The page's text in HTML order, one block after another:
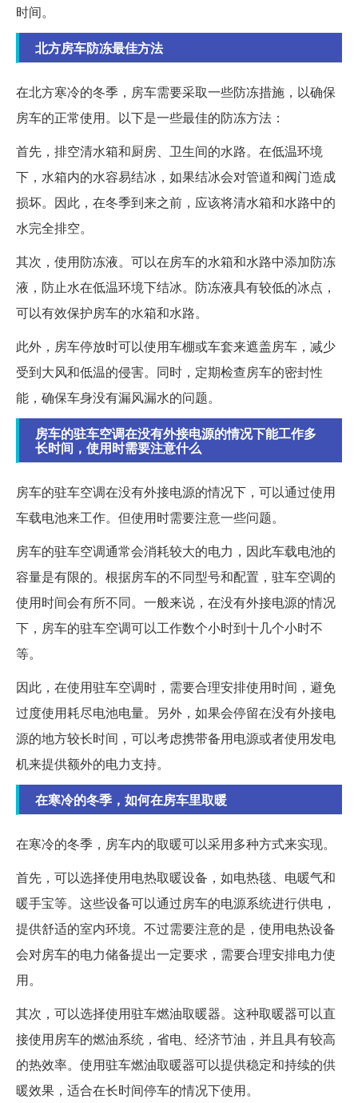
时间。
北方房车防冻最佳方法
在北方寒冷的冬季，房车需要采取一些防冻措施，以确保
房车的正常使用。以下是一些最佳的防冻方法：
首先，排空清水箱和厨房、卫生间的水路。在低温环境
下，水箱内的水容易结冰，如果结冰会对管道和阀门造成
损坏。因此，在冬季到来之前，应该将清水箱和水路中的
水完全排空。
其次，使用防冻液。可以在房车的水箱和水路中添加防冻
液，防止水在低温环境下结冰。防冻液具有较低的冰点，
可以有效保护房车的水箱和水路。
此外，房车停放时可以使用车棚或车套来遮盖房车，减少
受到大风和低温的侵害。同时，定期检查房车的密封性
能，确保车身没有漏风漏水的问题。
房车的驻车空调在没有外接电源的情况下能工作多
长时间，使用时需要注意什么
房车的驻车空调在没有外接电源的情况下，可以通过使用
车载电池来工作。但使用时需要注意一些问题。
房车的驻车空调通常会消耗较大的电力，因此车载电池的
容量是有限的。根据房车的不同型号和配置，驻车空调的
使用时间会有所不同。一般来说，在没有外接电源的情况
下，房车的驻车空调可以工作数个小时到十几个小时不
等。
因此，在使用驻车空调时，需要合理安排使用时间，避免
过度使用耗尽电池电量。另外，如果会停留在没有外接电
源的地方较长时间，可以考虑携带备用电源或者使用发电
机来提供额外的电力支持。
在寒冷的冬季，如何在房车里取暖
在寒冷的冬季，房车内的取暖可以采用多种方式来实现。
首先，可以选择使用电热取暖设备，如电热毯、电暖气和
暖手宝等。这些设备可以通过房车的电源系统进行供电，
提供舒适的室内环境。不过需要注意的是，使用电热设备
会对房车的电力储备提出一定要求，需要合理安排电力使
用。
其次，可以选择使用驻车燃油取暖器。这种取暖器可以直
接使用房车的燃油系统，省电、经济节油，并且具有较高
的热效率。使用驻车燃油取暖器可以提供稳定和持续的供
暖效果，适合在长时间停车的情况下使用。